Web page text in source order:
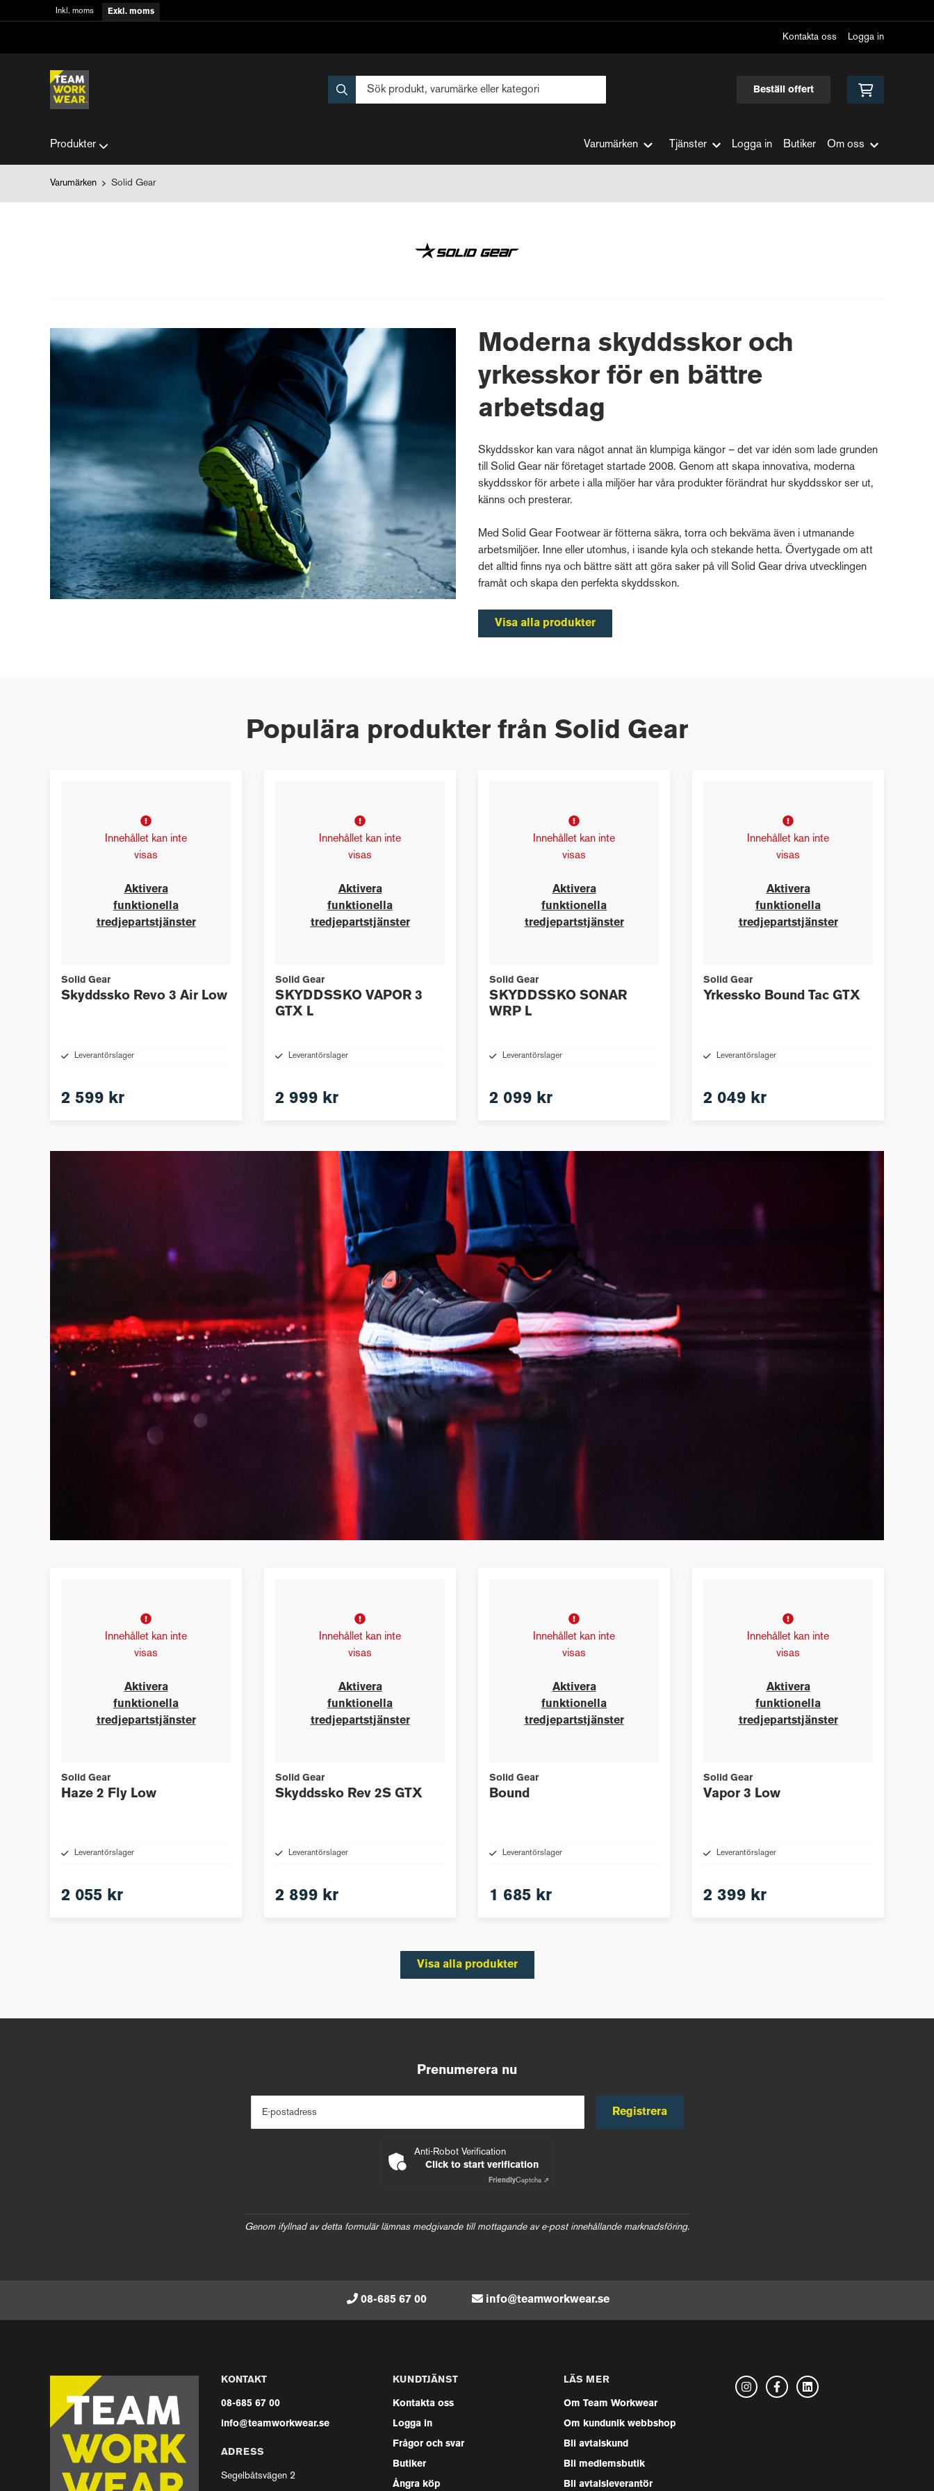
Inkl. moms Exkl. moms
Kontakta oss Logga in
Beställ offert
Produkter Varumärken Tjänster Logga in Butiker Om oss
Varumärken Solid Gear
Moderna skyddsskor och
yrkesskor för en bättre
arbetsdag
Skyddsskor kan vara något annat än klumpiga kängor – det var idén som lade grunden
till Solid Gear när företaget startade 2008. Genom att skapa innovativa, moderna
skyddsskor för arbete i alla miljöer har våra produkter förändrat hur skyddsskor ser ut,
känns och presterar.
Med Solid Gear Footwear är fötterna säkra, torra och bekväma även i utmanande
arbetsmiljöer. Inne eller utomhus, i isande kyla och stekande hetta. Övertygade om att
det alltid finns nya och bättre sätt att göra saker på vill Solid Gear driva utvecklingen
framåt och skapa den perfekta skyddsskon.
Visa alla produkter
Populära produkter från Solid Gear
Innehållet kan inte
visas
Aktivera
funktionella
tredjepartstjänster
Solid Gear
Skyddssko Revo 3 Air Low
Leverantörslager
2 599 kr
Innehållet kan inte
visas
Aktivera
funktionella
tredjepartstjänster
Solid Gear
SKYDDSSKO VAPOR 3
GTX L
Leverantörslager
2 999 kr
Innehållet kan inte
visas
Aktivera
funktionella
tredjepartstjänster
Solid Gear
SKYDDSSKO SONAR
WRP L
Leverantörslager
2 099 kr
Innehållet kan inte
visas
Aktivera
funktionella
tredjepartstjänster
Solid Gear
Yrkessko Bound Tac GTX
Leverantörslager
2 049 kr
Innehållet kan inte
visas
Aktivera
funktionella
tredjepartstjänster
Solid Gear
Haze 2 Fly Low
Leverantörslager
2 055 kr
Innehållet kan inte
visas
Aktivera
funktionella
tredjepartstjänster
Solid Gear
Skyddssko Rev 2S GTX
Leverantörslager
2 899 kr
Innehållet kan inte
visas
Aktivera
funktionella
tredjepartstjänster
Solid Gear
Bound
Leverantörslager
1 685 kr
Innehållet kan inte
visas
Aktivera
funktionella
tredjepartstjänster
Solid Gear
Vapor 3 Low
Leverantörslager
2 399 kr
Visa alla produkter
Prenumerera nu
E-postadress Registrera
Anti-Robot Verification
Click to start verification
FriendlyCaptcha ⇗
Genom ifyllnad av detta formulär lämnas medgivande till mottagande av e-post innehållande marknadsföring.
08-685 67 00 info@teamworkwear.se
KONTAKT
08-685 67 00
info@teamworkwear.se
ADRESS
Segelbåtsvägen 2
KUNDTJÄNST
Kontakta oss
Logga in
Frågor och svar
Butiker
Ångra köp
LÄS MER
Om Team Workwear
Om kundunik webbshop
Bli avtalskund
Bli medlemsbutik
Bli avtalsleverantör